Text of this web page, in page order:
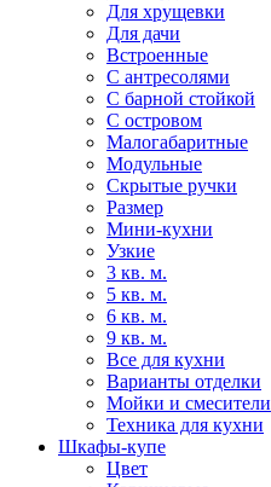
Для хрущевки
Для дачи
Встроенные
С антресолями
С барной стойкой
С островом
Малогабаритные
Модульные
Скрытые ручки
Размер
Мини-кухни
Узкие
3 кв. м.
5 кв. м.
6 кв. м.
9 кв. м.
Все для кухни
Варианты отделки
Мойки и смесители
Техника для кухни
Шкафы-купе
Цвет